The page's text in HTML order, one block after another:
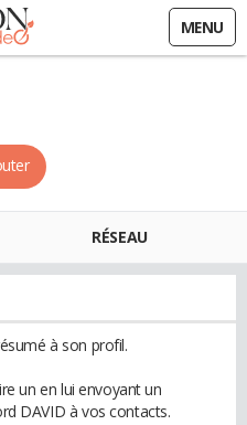
MENU
RÉSEAU
à son profil.
un en lui envoyant un
DAVID à vos contacts.